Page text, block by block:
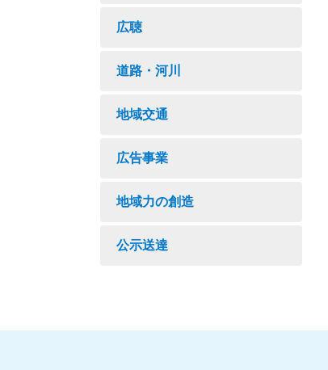
広聴
道路・河川
地域交通
広告事業
地域力の創造
公示送達